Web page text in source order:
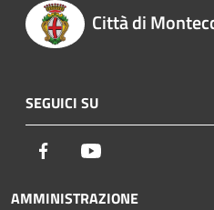
Città di
SEGUICI SU
Facebook
AMMINISTRAZIONE